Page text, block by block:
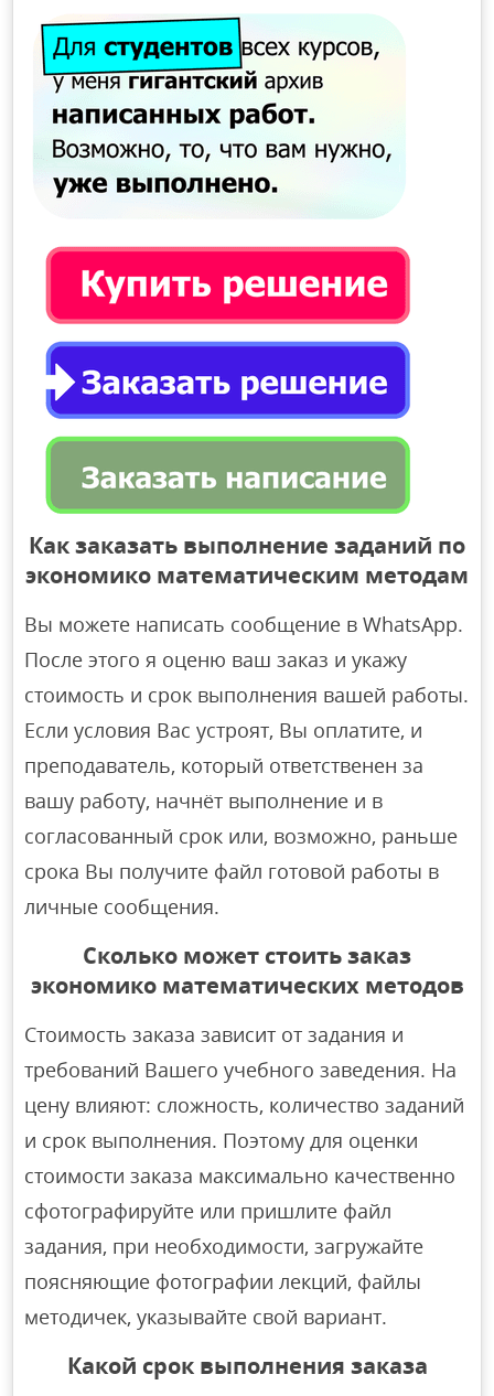
Как заказать выполнение заданий по
экономико математическим методам
Вы можете написать сообщение в WhatsApp.
После этого я оценю ваш заказ и укажу
стоимость и срок выполнения вашей работы.
Если условия Вас устроят, Вы оплатите, и
преподаватель, который ответственен за
вашу работу, начнёт выполнение и в
согласованный срок или, возможно, раньше
срока Вы получите файл готовой работы в
личные сообщения.
Сколько может стоить заказ
экономико математических методов
Стоимость заказа зависит от задания и
требований Вашего учебного заведения. На
цену влияют: сложность, количество заданий
и срок выполнения. Поэтому для оценки
стоимости заказа максимально качественно
сфотографируйте или пришлите файл
задания, при необходимости, загружайте
поясняющие фотографии лекций, файлы
методичек, указывайте свой вариант.
Какой срок выполнения заказа